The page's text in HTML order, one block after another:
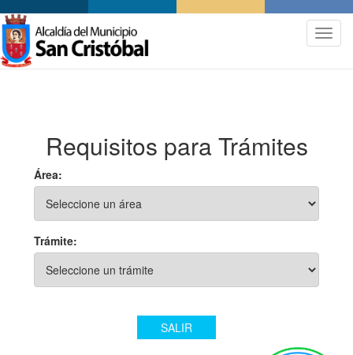
Toggle
Requisitos para Trámites
Área:
Trámite:
SALIR